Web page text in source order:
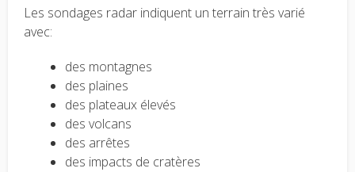
Les sondages radar indiquent un terrain très varié
avec:
des montagnes
des plaines
des plateaux élevés
des volcans
des arrêtes
des impacts de cratères